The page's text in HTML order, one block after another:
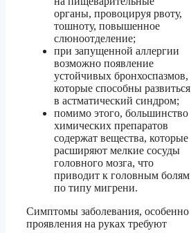
органы, провоцируя рвоту,
тошноту, повышенное
слюноотделение;
при запущенной аллергии
возможно появление
устойчивых бронхоспазмов,
которые способны развиться
в астматический синдром;
помимо этого, большинство
химических препаратов
содержат вещества, которые
расширяют мелкие сосуды
головного мозга, что
приводит к головным болям
по типу мигрени.
Симптомы заболевания, особенно
проявления на руках требуют